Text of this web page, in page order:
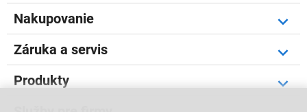
Nakupovanie
Záruka a servis
Produkty